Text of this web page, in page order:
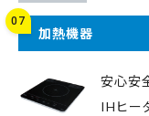
07
加熱機器
安心安
IHヒー